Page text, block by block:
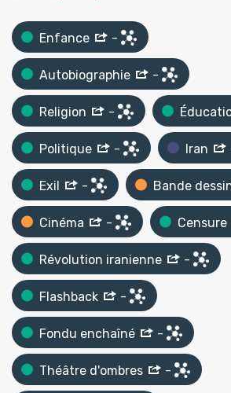
Enfance -
Autobiographie -
Religion -
Politique - Iran
Exil - Bande
Cinéma - Censure
Révolution iranienne -
Flashback -
Fondu enchaîné -
Théâtre d'ombres -